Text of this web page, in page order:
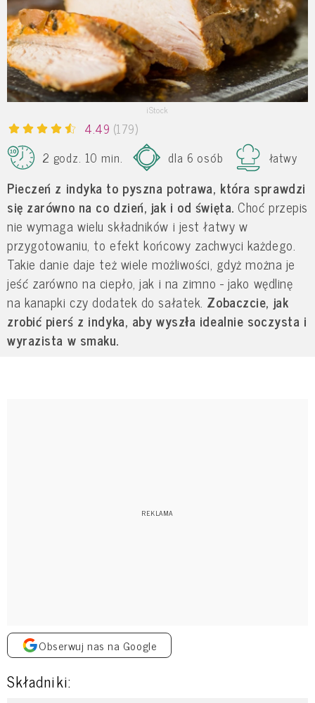
iStock
4.49 (179)
2 godz. 10 min.
dla 6 osób łatwy
Pieczeń z indyka to pyszna potrawa, która sprawdzi
się zarówno na co dzień, jak i od święta.Choć przepis
nie wymaga wielu składników i jest łatwy w
przygotowaniu, to efekt końcowy zachwyci każdego.
Takie danie daje też wiele możliwości, gdyż można je
jeść zarówno na ciepło, jak i na zimno - jako wędlinę
na kanapki czy dodatek do sałatek. Zobaczcie, jak
zrobić pierś z indyka, aby wyszła idealnie soczysta i
wyrazista w smaku.
Obserwuj nas na Google
Składniki: